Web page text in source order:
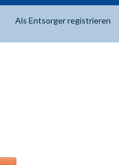
Als Entsorger registrieren